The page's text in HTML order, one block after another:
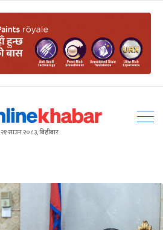
२१ साउन २०८३, बिहीबार